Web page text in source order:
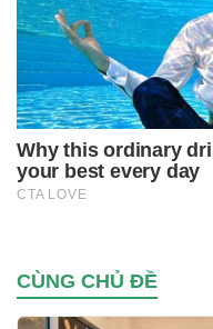
CÙNG CHỦ ĐỀ